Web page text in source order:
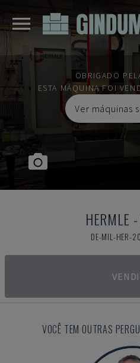
OBRIGADO
ESTA MÁQUINA FOI
Ver máquinas
HERMLE -
DE-MIL-HER-
VOCÊ TEM OUTRAS